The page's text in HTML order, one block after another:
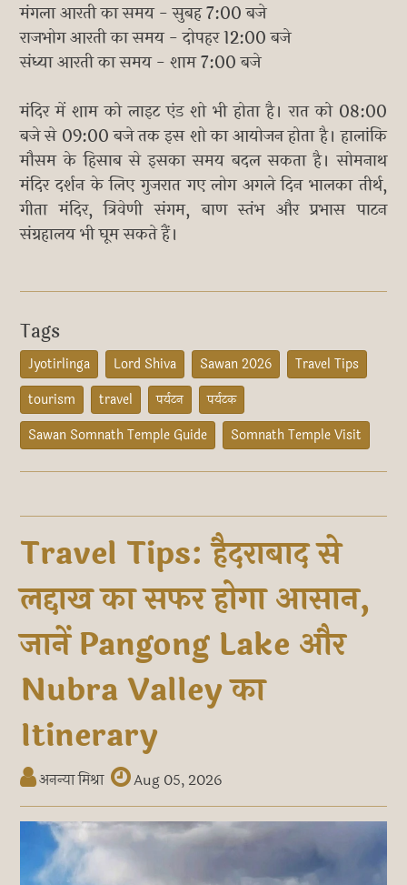
मंगला आरती का समय - सुबह 7:00 बजे
राजभोग आरती का समय - दोपहर 12:00 बजे
संध्या आरती का समय - शाम 7:00 बजे
मंदिर में शाम को लाइट एंड शो भी होता है। रात को 08:00
बजे से 09:00 बजे तक इस शो का आयोजन होता है। हालांकि
मौसम के हिसाब से इसका समय बदल सकता है। सोमनाथ
मंदिर दर्शन के लिए गुजरात गए लोग अगले दिन भालका तीर्थ,
गीता मंदिर, त्रिवेणी संगम, बाण स्तंभ और प्रभास पाटन
संग्रहालय भी घूम सकते हैं।
Tags
Jyotirlinga Lord Shiva Sawan 2026
Travel Tips
tourism
travel पर्यटन
पर्यटक
Sawan Somnath Temple Guide
Somnath Temple Visit
Travel Tips: हैदराबाद से
लद्दाख का सफर होगा आसान,
जानें Pangong Lake और
Nubra Valley का
Itinerary
अनन्या मिश्रा Aug 05, 2026